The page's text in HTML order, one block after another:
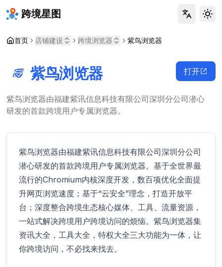
跨境星图
首页 店铺建设 跨境浏览器 紫鸟浏览器
紫鸟浏览器 打开
紫鸟浏览器由福建紫讯信息科技有限公司深圳分公司潜心
研发的首款跨境用户专属浏览器。
紫鸟浏览器由福建紫讯信息科技有限公司深圳分公司
潜心研发的首款跨境用户专属浏览器。基于全世界最
流行的Chromium内核深度开发，数百项优化全面提
升网页浏览速度；基于“云安全”理念，打造开放平
台；深度整合跨境生态核心媒体、工具、流量资源，
一站式解决跨境用户跨境访问的烦恼。紫鸟浏览器集
资讯大全，工具大全，特权大全三大功能为一体，让
你跨境访问，不必找来找去。